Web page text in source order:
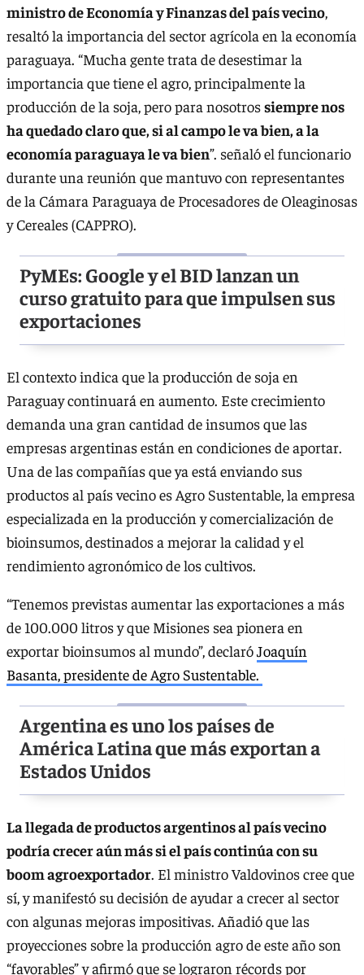
ministro de Economía y Finanzas del país vecino,
resaltó la importancia del sector agrícola en la economía
paraguaya. “Mucha gente trata de desestimar la
importancia que tiene el agro, principalmente la
producción de la soja, pero para nosotrossiempre nos
ha quedado claro que, si al campo le va bien, a la
economía paraguaya le va bien”. señaló el funcionario
durante una reunión que mantuvo con representantes
de la Cámara Paraguaya de Procesadores de Oleaginosas
y Cereales (CAPPRO).
PyMEs: Google y el BID lanzan un
curso gratuito para que impulsen sus
exportaciones
El contexto indica que la producción de soja en
Paraguay continuará en aumento. Este crecimiento
demanda una gran cantidad de insumos que las
empresas argentinas están en condiciones de aportar.
Una de las compañías que ya está enviando sus
productos al país vecino es Agro Sustentable, la empresa
especializada en la producción y comercialización de
bioinsumos, destinados a mejorar la calidad y el
rendimiento agronómico de los cultivos.
“Tenemos previstas aumentar las exportaciones a más
de 100.000 litros y que Misiones sea pionera en
exportar bioinsumos al mundo”, declaróJoaquín
Basanta, presidente de Agro Sustentable.
Argentina es uno los países de
América Latina que más exportan a
Estados Unidos
La llegada de productos argentinos al país vecino
podría crecer aún más si el país continúa con su
boom agroexportador. El ministro Valdovinos cree que
sí, y manifestó su decisión de ayudar a crecer al sector
con algunas mejoras impositivas. Añadió que las
proyecciones sobre la producción agro de este año son
“favorables” y afirmó que se lograron récords por